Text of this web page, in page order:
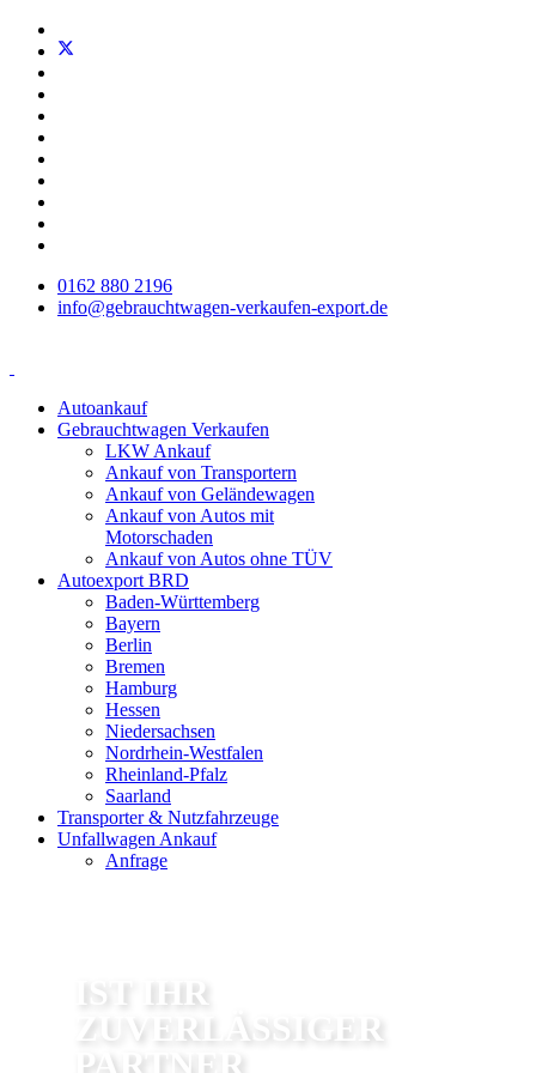
0162 880 2196
info@gebrauchtwagen-verkaufen-export.de
Autoankauf
Gebrauchtwagen Verkaufen
LKW Ankauf
Ankauf von Transportern
Ankauf von Geländewagen
Ankauf von Autos mit
Motorschaden
Ankauf von Autos ohne TÜV
Autoexport BRD
Baden-Württemberg
Bayern
Berlin
Bremen
Hamburg
Hessen
Niedersachsen
Nordrhein-Westfalen
Rheinland-Pfalz
Saarland
Transporter & Nutzfahrzeuge
Unfallwagen Ankauf
Anfrage
IST IHR
ZUVERLÄSSIGER